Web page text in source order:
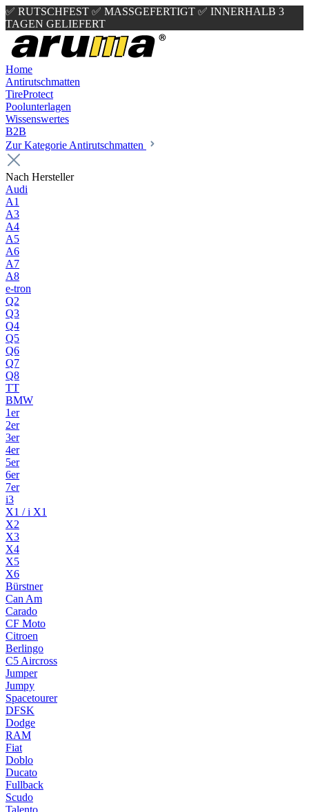
✅ RUTSCHFEST ✅ MASSGEFERTIGT ✅ INNERHALB 3
TAGEN GELIEFERT
Home
Antirutschmatten
TireProtect
Poolunterlagen
Wissenswertes
B2B
Zur Kategorie Antirutschmatten
Nach Hersteller
Audi
A1
A3
A4
A5
A6
A7
A8
e-tron
Q2
Q3
Q4
Q5
Q6
Q7
Q8
TT
BMW
1er
2er
3er
4er
5er
6er
7er
i3
X1 / i X1
X2
X3
X4
X5
X6
Bürstner
Can Am
Carado
CF Moto
Citroen
Berlingo
C5 Aircross
Jumper
Jumpy
Spacetourer
DFSK
Dodge
RAM
Fiat
Doblo
Ducato
Fullback
Scudo
Talento